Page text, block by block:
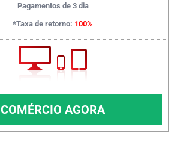
Pagamentos de 3 dia
*Taxa de retorno: 100%
COMÉRCIO AGORA